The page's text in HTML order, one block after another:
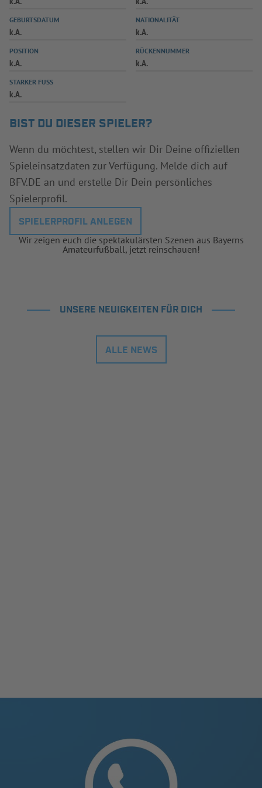
SPIELPLUS
GEBURTSDATUM
k.A.
NATIONALITÄT
k.A.
POSITION
k.A.
RÜCKENNUMMER
k.A.
STARKER FUSS
k.A.
BIST DU DIESER SPIELER?
Wenn du möchtest, stellen wir Dir Deine offiziellen
Spieleinsatzdaten zur Verfügung. Melde dich auf
BFV.DE an und erstelle Dir Dein persönliches
Spielerprofil.
SPIELERPROFIL ANLEGEN
Wir zeigen euch die spektakulärsten Szenen aus Bayerns
Amateurfußball, jetzt reinschauen!
UNSERE NEUIGKEITEN FÜR DICH
ALLE NEWS